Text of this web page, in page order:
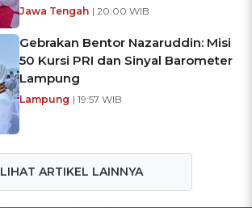
Jawa Tengah | 20:00 WIB
Gebrakan Bentor Nazaruddin: Misi
50 Kursi PRI dan Sinyal Barometer
Lampung
Lampung | 19:57 WIB
LIHAT ARTIKEL LAINNYA